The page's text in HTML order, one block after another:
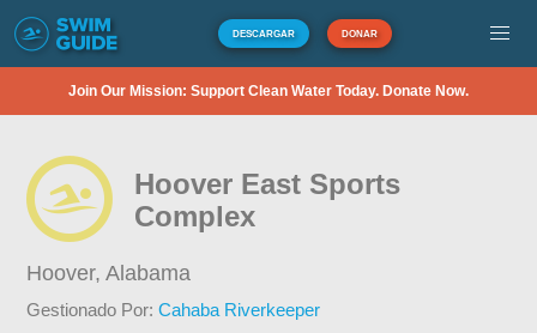
DESCARGAR DONAR
Join Our Mission: Support Clean Water Today. Donate Now.
Hoover East Sports
Complex
Hoover,Alabama
Gestionado Por:Cahaba Riverkeeper